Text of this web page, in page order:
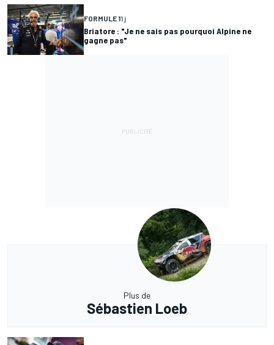
FORMULE 11 j
Briatore : "Je ne sais pas pourquoi Alpine ne
gagne pas"
Plus de
Sébastien Loeb